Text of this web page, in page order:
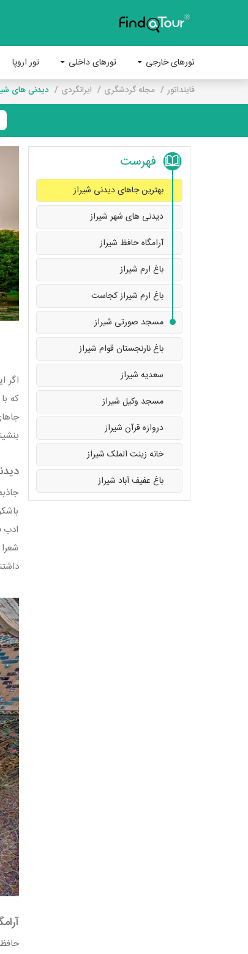
تورهای خارجی تورهای داخلی تور اروپا
فاینداتور مجله گردشگری ایرانگردی دیدنی های
فهرست
بهترین جاهای دیدنی شیراز
دیدنی های شهر شیراز
آرامگاه حافظ شیراز
باغ ارم شیراز
باغ ارم شیراز کجاست
مسجد صورتی شیراز
باغ نارنجستان قوام شیراز
سعدیه شیراز
مسجد وکیل شیراز
دروازه قرآن شیراز
خانه زینت الملک شیراز
باغ عفیف آباد شیراز
اگر
که
ادب